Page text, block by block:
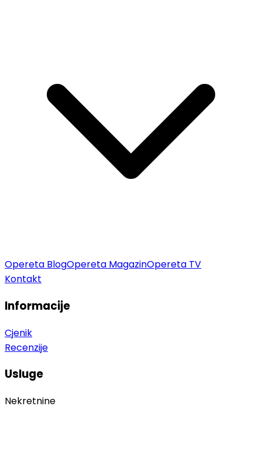
Opereta BlogOpereta MagazinOpereta TV
Kontakt
Informacije
Cjenik
Recenzije
Usluge
Nekretnine